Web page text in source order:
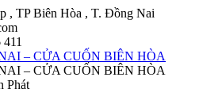
, TP Biên Hòa , T. Đồng Nai
Phát